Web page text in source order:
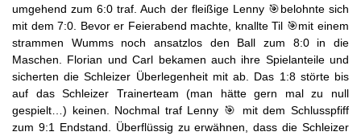
umgehend zum 6:0 traf. Auch der fleißige Lenny 🎯belohnte sich
mit dem 7:0. Bevor er Feierabend machte, knallte Til 🎯mit einem
strammen Wumms noch ansatzlos den Ball zum 8:0 in die
Maschen. Florian und Carl bekamen auch ihre Spielanteile und
sicherten die Schleizer Überlegenheit mit ab. Das 1:8 störte bis
auf das Schleizer Trainerteam (man hätte gern mal zu null
gespielt…) keinen. Nochmal traf Lenny 🎯 mit dem Schlusspfiff
zum 9:1 Endstand. Überflüssig zu erwähnen, dass die Schleizer